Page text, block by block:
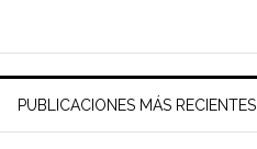
PUBLICACIONES MÁS RECIENTES